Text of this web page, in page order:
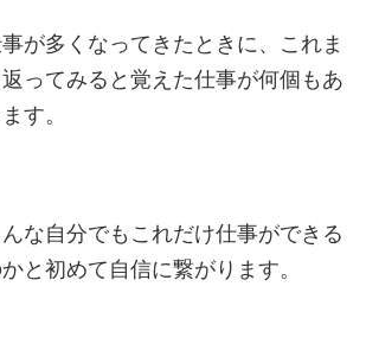
が多くなってきたときに、これま
ってみると覚えた仕事が何個もあ
す。
な自分でもこれだけ仕事ができる
と初めて自信に繋がります。